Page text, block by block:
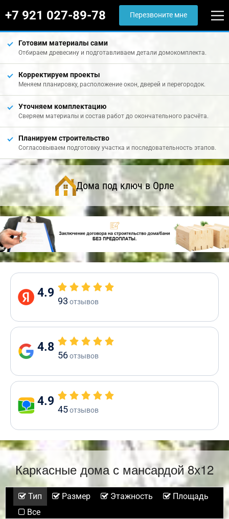
+7 921 027-89-78 Перезвоните мне
Готовим материалы сами
Отбираем древесину и подготавливаем детали домокомплекта.
Корректируем проекты
Меняем планировку, расположение окон, дверей и перегородок.
Уточняем комплектацию
Сверяем материалы и состав работ до окончательного расчёта.
Планируем строительство
Согласовываем подготовку участка и последовательность этапов.
Дома под ключ в Орле
4.9
93 отзывов
4.8
56отзывов
4.9
45отзывов
Каркасные дома с мансардой 8х12
Тип Размер Этажность
Площадь
Все